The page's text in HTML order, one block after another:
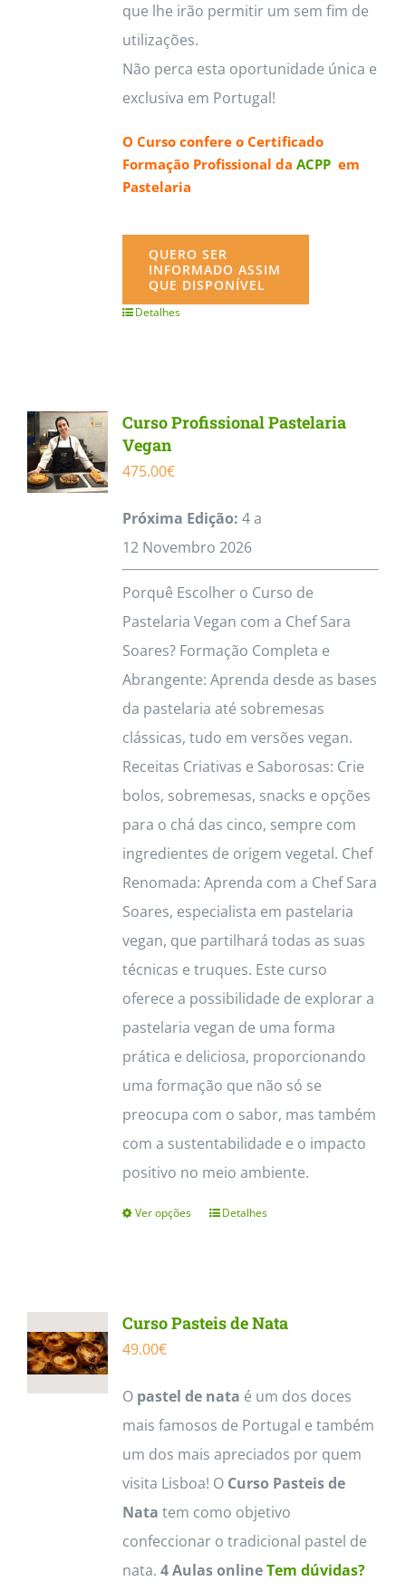
que lhe irão permitir um sem fim de
utilizações.
Não perca esta oportunidade única e
exclusiva em Portugal!
O Curso confere o Certificado
Formação Profissional da ACPPem
Pastelaria
QUERO SER
INFORMADO ASSIM
QUE DISPONÍVEL
Detalhes
Curso Profissional Pastelaria
Vegan
475.00€
Próxima Edição: 4 a
12 Novembro 2026
Porquê Escolher o Curso de
Pastelaria Vegan com a Chef Sara
Soares? Formação Completa e
Abrangente: Aprenda desde as bases
da pastelaria até sobremesas
clássicas, tudo em versões vegan.
Receitas Criativas e Saborosas: Crie
bolos, sobremesas, snacks e opções
para o chá das cinco, sempre com
ingredientes de origem vegetal. Chef
Renomada: Aprenda com a Chef Sara
Soares, especialista em pastelaria
vegan, que partilhará todas as suas
técnicas e truques. Este curso
oferece a possibilidade de explorar a
pastelaria vegan de uma forma
prática e deliciosa, proporcionando
uma formação que não só se
preocupa com o sabor, mas também
com a sustentabilidade e o impacto
positivo no meio ambiente.
Ver opções
This
variants.
options
may
be
chosen
on
the
product
Detalhes
Curso Pasteis de Nata
49.00€
O pastel de nata é um dos doces
mais famosos de Portugal e também
um dos mais apreciados por quem
visita Lisboa! O Curso Pasteis de
Nata tem como objetivo
confeccionar o tradicional pastel de
nata. 4 Aulas onlineTem dúvidas?